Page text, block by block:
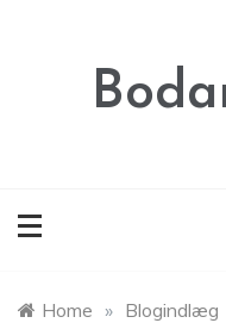
Home » Blogindlæg